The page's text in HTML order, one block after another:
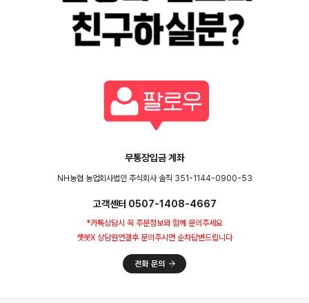
무통장입금 계좌
NH농협 농업회사법인 주식회사 솔직 351-1144-0900-53
고객센터 0507-1408-4667
*카톡상담시 꼭 주문정보와 함께 문의주세요
챗봇X 상담원연결후 문의주시면 순차답변드립니다